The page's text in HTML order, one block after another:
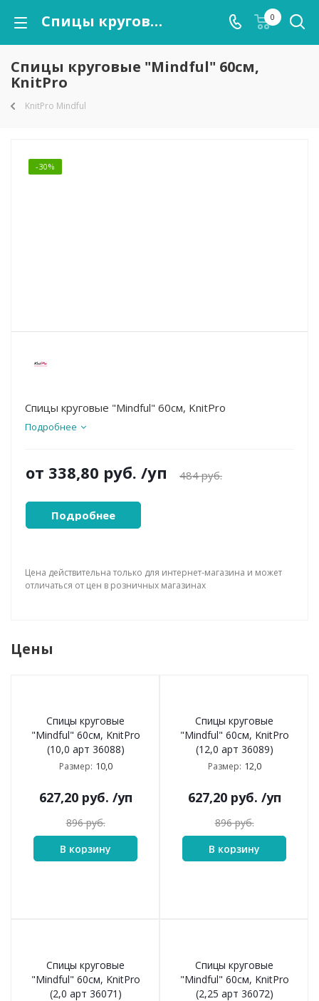
Спицы круговые "Mindful" 60см, KnitPro 0
Спицы круговые "Mindful" 60см,
KnitPro
KnitPro Mindful
-30%
Спицы круговые "Mindful" 60см, KnitPro
Подробнее
от 338,80 руб. /уп 484 руб.
Подробнее
Цена действительна только для интернет-магазина и может
отличаться от цен в розничных магазинах
Цены
Спицы круговые
"Mindful" 60см, KnitPro
(10,0 арт 36088)
Размер: 10,0
627,20руб. /уп
896руб.
В корзину
Спицы круговые
"Mindful" 60см, KnitPro
(12,0 арт 36089)
Размер: 12,0
627,20руб. /уп
896руб.
В корзину
Спицы круговые
"Mindful" 60см, KnitPro
(2,0 арт 36071)
Спицы круговые
"Mindful" 60см, KnitPro
(2,25 арт 36072)